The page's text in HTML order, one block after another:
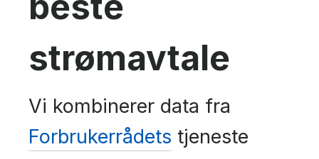
strømavtale
Vi kombinerer data fra
Forbrukerrådets tjeneste